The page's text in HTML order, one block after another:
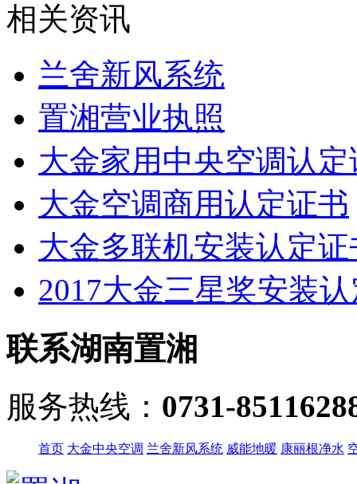
相关资讯
兰舍新风系统
置湘营业执照
大金家用中央空调认定
大金空调商用认定证书
大金多联机安装认定证
2017大金三星奖安装
联系湖南置湘
服务热线： 0731-
首页 大金中央空调 兰舍新风系统 威能地暖 康丽根净水